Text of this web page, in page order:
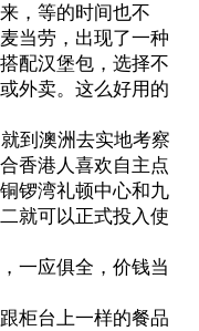
，等的时间也不
当劳，出现了一种
配汉堡包，选择不
外卖。这么好用的
到澳洲去实地考察
香港人喜欢自主点
锣湾礼顿中心和九
就可以正式投入使
一应俱全，价钱当
柜台上一样的餐品